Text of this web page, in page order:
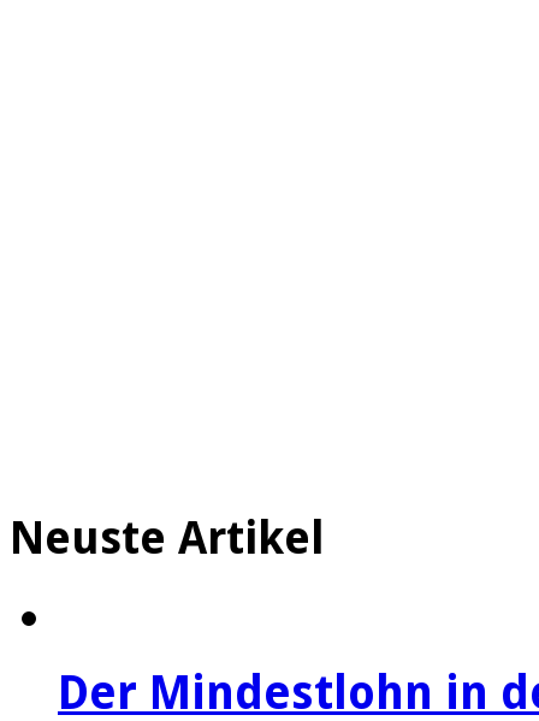
Neuste Artikel
Der Mindestlohn in